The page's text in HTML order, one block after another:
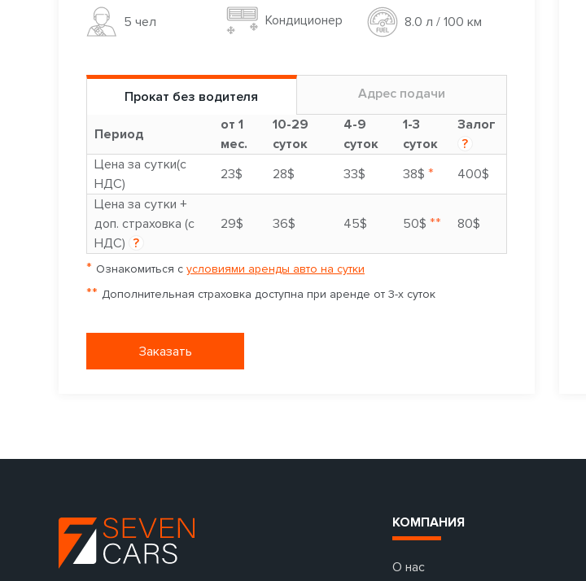
5 чел Кондиционер 8.0 л / 100 км
Прокат без водителя Адрес подачи
Период
от 1
мес.
10-29
суток
4-9
суток
1-3
суток
Залог
?
Цена за сутки(с
НДС)
23$ 28$ 33$ 38$ *
400$
Цена за сутки +
доп. страховка (с
НДС) ?
29$ 36$ 45$ 50$ ** 80$
* Ознакомиться с условиями аренды авто на сутки
** Дополнительная страховка доступна при аренде от 3-х суток
Заказать
КОМПАНИЯ
О нас